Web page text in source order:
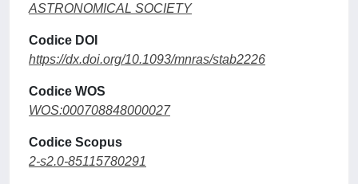
ASTRONOMICAL SOCIETY
Codice DOI
https://dx.doi.org/10.1093/mnras/stab2226
Codice WOS
WOS:000708848000027
Codice Scopus
2-s2.0-85115780291